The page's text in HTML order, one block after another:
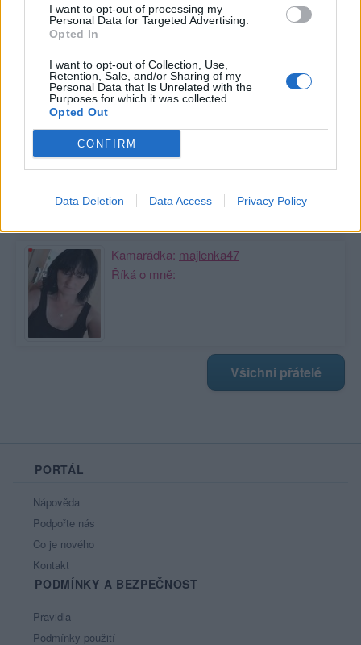
I want to opt-out of processing my
Personal Data for Targeted Advertising.
Opted In
I want to opt-out of Collection, Use,
Retention, Sale, and/or Sharing of my
Personal Data that Is Unrelated with the
Purposes for which it was collected.
Opted Out
CONFIRM
Data Deletion Data Access Privacy Policy
Nemá žádné příspěvky
Kamarádka:
Říká o mně:
Kamarádka: majlenka47
Říká o mně:
Všichni přátelé
PORTÁL
Nápověda
Podpořte nás
Co je nového
Kontakt
PODMÍNKY A BEZPEČNOST
Pravidla
Podmínky použití